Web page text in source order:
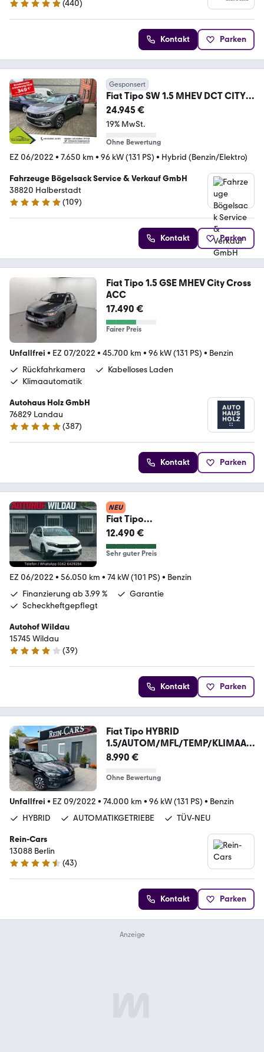
4.8 Sterne (440)
Kontakt Parken
Gesponsert
Fiat Tipo SW 1.5 MHEV DCT CITY
LIFE+HYBRID+LED+LM+DAB
24.945 €
19% MwSt.
Ohne Bewertung
EZ 06/2022 • 7.650 km • 96 kW (131 PS) • Hybrid (Benzin/Elektro)
Fahrzeuge Bögelsack Service & Verkauf GmbH
38820 Halberstadt
5 Sterne
(109)
Kontakt Parken
Fiat Tipo 1.5 GSE MHEV City Cross
ACC
17.490 €
Fairer Preis
Unfallfrei • EZ 07/2022 • 45.700 km • 96 kW (131 PS) • Benzin
Rückfahrkamera
Kabelloses Laden
Klimaautomatik
Autohaus Holz GmbH
76829 Landau
4.8 Sterne
(387)
Kontakt Parken
NEU
Fiat Tipo
Cross*56.TKM*Navi*Sitzheizung*
12.490 €
Sehr guter Preis
EZ 06/2022 • 56.050 km • 74 kW (101 PS) • Benzin
Finanzierung ab 3.99 %
Garantie
Scheckheftgepflegt
Autohof Wildau
15745 Wildau
4 Sterne
(39)
Kontakt Parken
Fiat Tipo HYBRID
1.5/AUTOM/MFL/TEMP/KLIMAAU
T/DISPLAY/
8.990 €
Ohne Bewertung
Unfallfrei • EZ 09/2022 • 74.000 km • 96 kW (131 PS) • Benzin
HYBRID
AUTOMATIKGETRIEBE TÜV-NEU
Rein-Cars
13088 Berlin
4.7 Sterne
(43)
Kontakt Parken